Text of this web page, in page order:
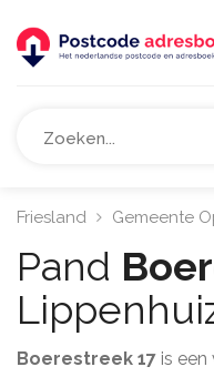
Friesland Gemeente
Pand
Boerestreek 17 is